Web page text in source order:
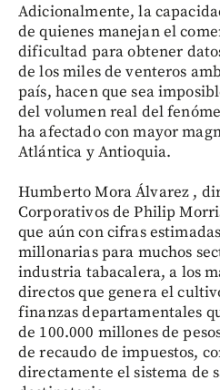
Adicionalmente, la
de quienes manejan el
dificultad para obtener
de los miles de venteros
país, hacen que sea
del volumen real del
ha afectado con mayor
Atlántica y Antioquia.
Humberto Mora Álvarez ,
Corporativos de Philip
que aún con cifras
millonarias para muchos
industria tabacalera, a los
directos que genera el
finanzas departamentales
de 100.000 millones de
de recaudo de impuestos,
directamente el sistema de